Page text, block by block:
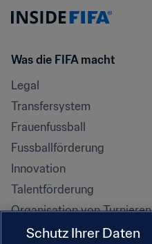
Was die FIFA macht
Legal
Transfersystem
Frauenfussball
Fussballförderung
Innovation
Talentförderung
Organisation von Turnieren
Nachhaltigkeit
Schutz Ihrer Daten